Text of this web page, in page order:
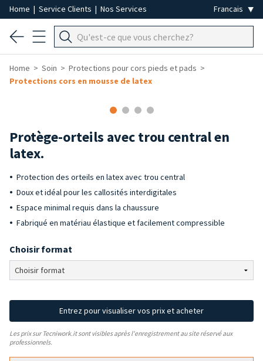
Home | Service Clients | Nos Services
Home Soin
Protections pour cors pieds et pads
Protections cors en mousse de latex
Protège-orteils avec trou central en
latex.
Protection des orteils en latex avec trou central
Doux et idéal pour les callosités interdigitales
Espace minimal requis dans la chaussure
Fabriqué en matériau élastique et facilement compressible
Choisir format
Entrez pour visualiser vos prix et acheter
Les prix sur Tecniwork.it sont visibles après l'enregistrement au site réservé aux
professionnels.